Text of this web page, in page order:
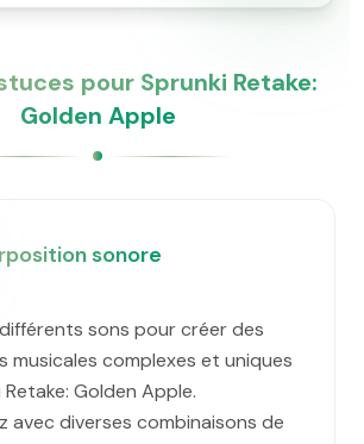
pour Sprunki Retake:
Golden Apple
sonore
sons pour créer des
musicales complexes et uniques
Golden Apple.
avec diverses combinaisons de